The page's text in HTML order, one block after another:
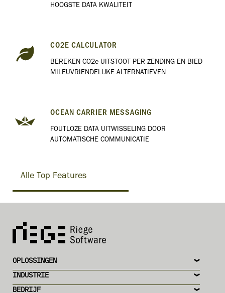
HOOGSTE DATA KWALITEIT
CO2E CALCULATOR
BEREKEN CO2e UITSTOOT PER ZENDING EN BIED
MILEUVRIENDELIJKE ALTERNATIEVEN
OCEAN CARRIER MESSAGING
FOUTLOZE DATA UITWISSELING DOOR
AUTOMATISCHE COMMUNICATIE
Alle Top Features
BEDRIJF
INDUSTRIE
OPLOSSINGEN